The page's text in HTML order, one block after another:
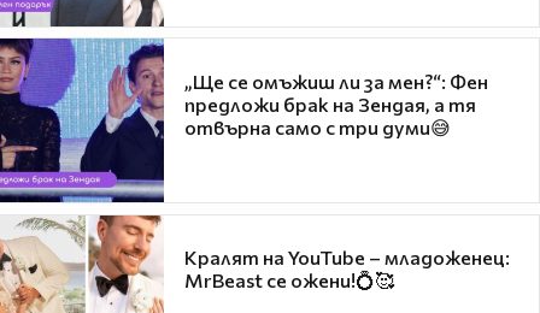
„Ще се омъжиш ли за мен?“: Фен
предложи брак на Зендая, а тя
отвърна само с три думи😅
Кралят на YouTube – младоженец:
MrBeast се ожени!💍🥰